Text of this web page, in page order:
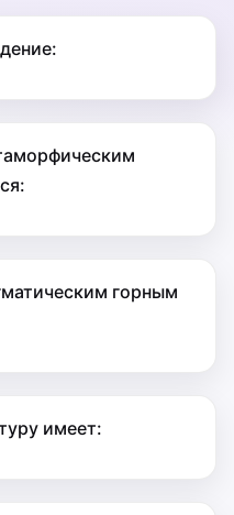
горным
имеет: